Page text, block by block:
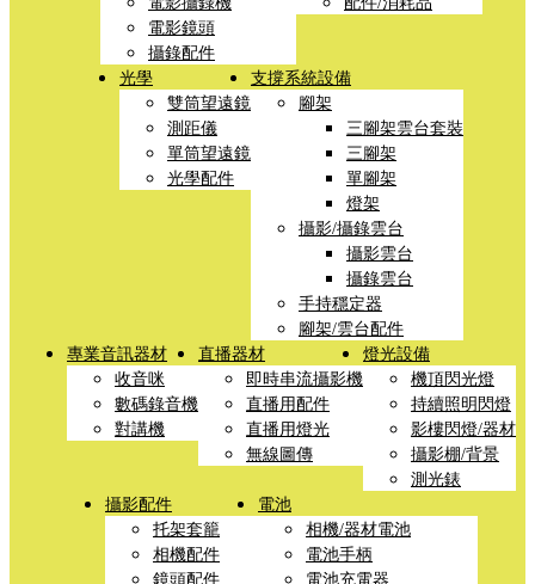
電影鏡頭
攝錄配件
光學
雙筒望遠鏡
測距儀
單筒望遠鏡
光學配件
支撐系統設備
腳架
三腳架雲台套裝
三腳架
單腳架
燈架
攝影/攝錄雲台
攝影雲台
攝錄雲台
手持穩定器
腳架/雲台配件
專業音訊器材
收音咪
數碼錄音機
對講機
直播器材
即時串流攝影機
直播用配件
直播用燈光
無線圖傳
燈光設備
機頂閃光燈
持續照明閃燈
影樓閃燈/器材
攝影棚/背景
測光錶
攝影配件
托架套籠
相機配件
鏡頭配件
電池
相機/器材電池
電池手柄
電池充電器